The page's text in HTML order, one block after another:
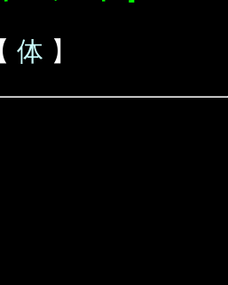
体 】